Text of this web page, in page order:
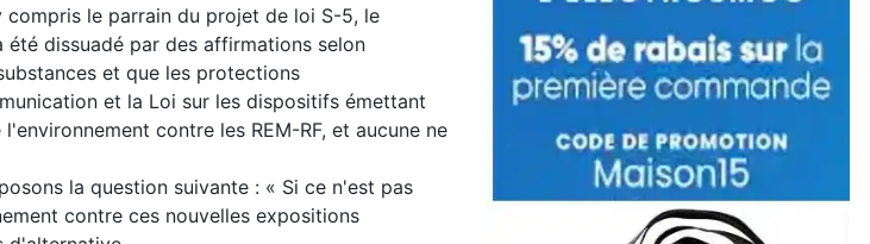
compris le parrain du projet de loi S-5, le
dissuadé par des affirmations selon
et que les protections
et la Loi sur les dispositifs émettant
contre les REM-RF, et aucune ne
la question suivante : « Si ce n'est pas
contre ces nouvelles expositions